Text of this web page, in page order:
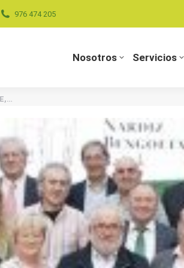
976 474 205
Nosotros Servicios